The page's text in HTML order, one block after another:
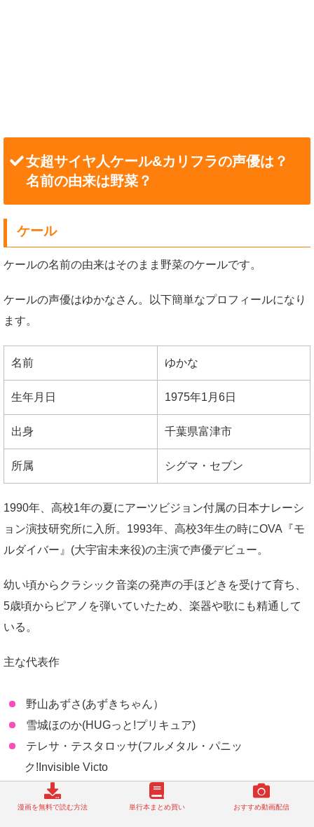
女超サイヤ人ケール&カリフラの声優は？
名前の由来は野菜？
ケール
ケールの名前の由来はそのまま野菜のケールです。
ケールの声優はゆかなさん。以下簡単なプロフィールになり
ます。
名前 ゆかな
生年月日 1975年1月6日
出身 千葉県富津市
所属 シグマ・セブン
1990年、高校1年の夏にアーツビジョン付属の日本ナレーシ
ョン演技研究所に入所。1993年、高校3年生の時にOVA『モ
ルダイバー』(大宇宙未来役)の主演で声優デビュー。
幼い頃からクラシック音楽の発声の手ほどきを受けて育ち、
5歳頃からピアノを弾いていたため、楽器や歌にも精通して
いる。
主な代表作
野山あずさ(あずきちゃん）
雪城ほのか(HUGっと!プリキュア)
テレサ・テスタロッサ(フルメタル・パニッ
ク!Invisible Victo
キュアホワイト(ハピネスチャージプリキュア!)
漫画を無料で読む方法 単行本まとめ買い おすすめ動画配信